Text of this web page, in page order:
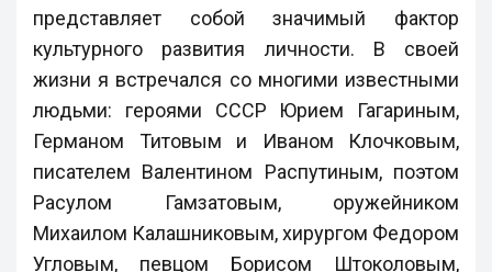
представляет собой значимый фактор
культурного развития личности. В своей
жизни я встречался со многими известными
людьми: героями СССР Юрием Гагариным,
Германом Титовым и Иваном Клочковым,
писателем Валентином Распутиным, поэтом
Расулом Гамзатовым, оружейником
Михаилом Калашниковым, хирургом Федором
Угловым, певцом Борисом Штоколовым,